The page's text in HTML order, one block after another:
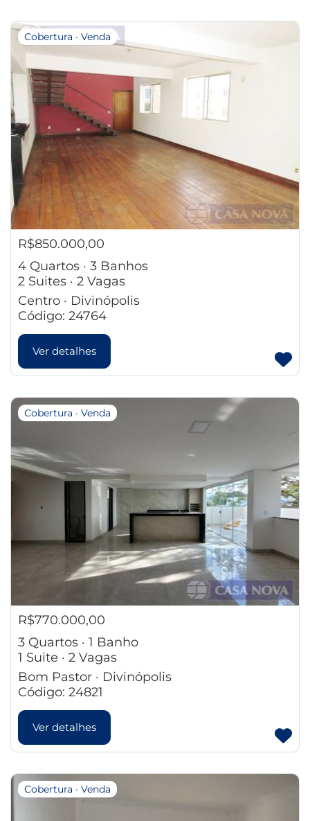
Cobertura · Venda
R$850.000,00
4 Quartos · 3 Banhos
2 Suites · 2 Vagas
Centro · Divinópolis
Código: 24764
Ver detalhes
Cobertura · Venda
R$770.000,00
3 Quartos · 1 Banho
1 Suite · 2 Vagas
Bom Pastor · Divinópolis
Código: 24821
Ver detalhes
Cobertura · Venda